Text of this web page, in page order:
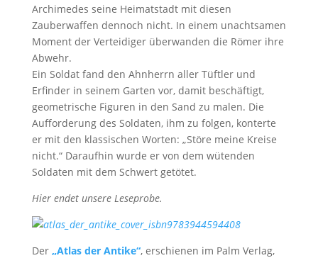
Archimedes seine Heimatstadt mit diesen
Zauberwaffen dennoch nicht. In einem unachtsamen
Moment der Verteidiger überwanden die Römer ihre
Abwehr.
Ein Soldat fand den Ahnherrn aller Tüftler und
Erfinder in seinem Garten vor, damit beschäftigt,
geometrische Figuren in den Sand zu malen. Die
Aufforderung des Soldaten, ihm zu folgen, konterte
er mit den klassischen Worten: „Störe meine Kreise
nicht.“ Daraufhin wurde er von dem wütenden
Soldaten mit dem Schwert getötet.
Hier endet unsere Leseprobe.
Der„Atlas der Antike“, erschienen im Palm Verlag,